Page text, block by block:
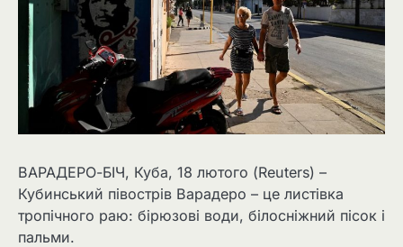
ВАРАДЕРО-БІЧ, Куба, 18 лютого (Reuters) –
Кубинський півострів Варадеро – це листівка
тропічного раю: бірюзові води, білосніжний пісок і
пальми.